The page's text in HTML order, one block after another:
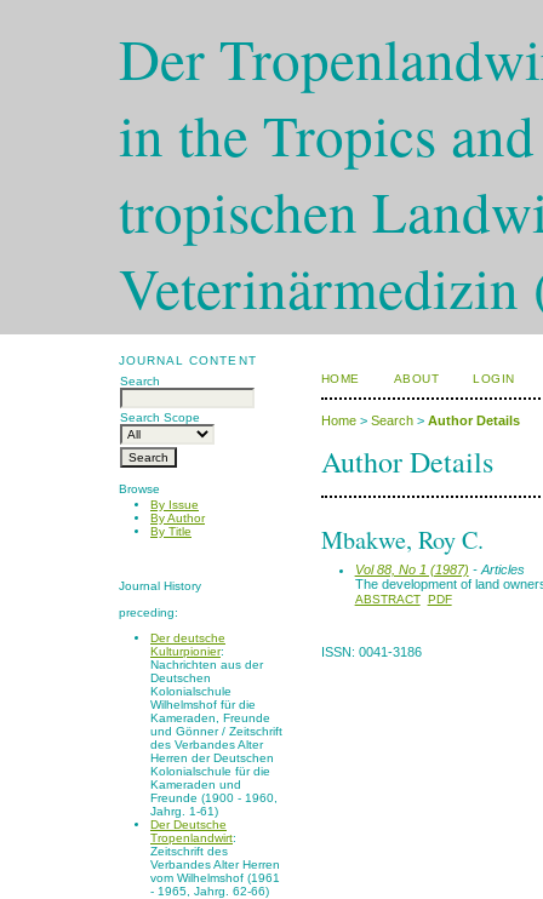
Der
in the Tropics
tropischen
Veterinärmedizin
JOURNAL CONTENT
Search
Search Scope
Browse
By Issue
By Author
By Title
Journal History
preceding:
Der deutsche
Kulturpionier:
Nachrichten aus der
Deutschen
Kolonialschule
Wilhelmshof für die
Kameraden, Freunde
und Gönner / Zeitschrift
des Verbandes Alter
Herren der Deutschen
Kolonialschule für die
Kameraden und
Freunde (1900 - 1960,
Jahrg. 1-61)
Der Deutsche
Tropenlandwirt:
Zeitschrift des
Verbandes Alter Herren
vom Wilhelmshof (1961
- 1965, Jahrg. 62-66)
HOME ABOUT LOGIN
Home> Search> Author Details
Author Details
Mbakwe, Roy C.
Vol 88, No 1 (1987) - Articles
The development of land
ABSTRACT PDF
ISSN: 0041-3186